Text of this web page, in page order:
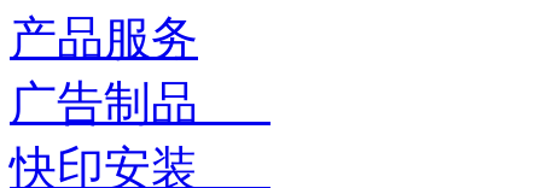
产品服务
广告制品
快印安装